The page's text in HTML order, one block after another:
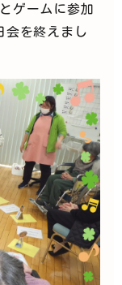
ゲームに参加
会を終えまし